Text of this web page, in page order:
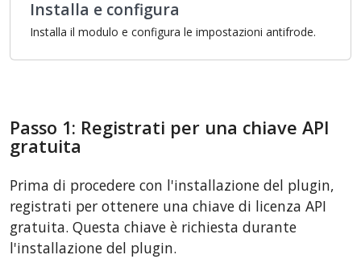
Installa e configura
Installa il modulo e configura le impostazioni antifrode.
Passo 1: Registrati per una chiave API
gratuita
Prima di procedere con l'installazione del plugin,
registrati per ottenere una chiave di licenza API
gratuita. Questa chiave è richiesta durante
l'installazione del plugin.